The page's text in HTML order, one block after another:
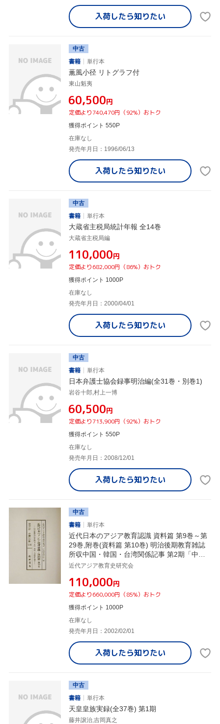
入荷したら知りたい
中古
書籍
単行本
薫風小径 リトグラフ付
東山魁夷
¥60,500円
定価より740,470円（92%）おトク
獲得ポイント 550P
在庫なし
発売年月日：1996/06/13
入荷したら知りたい
中古
書籍
単行本
大蔵省主税局統計年報 全14巻
大蔵省主税局編
¥110,000円
定価より682,000円（86%）おトク
獲得ポイント 1000P
在庫なし
発売年月日：2000/04/01
入荷したら知りたい
中古
書籍
単行本
日本弁護士協会録事明治編(全31巻・別巻1)
岩谷十郎,村上一博
¥60,500円
定価より713,900円（92%）おトク
獲得ポイント 550P
在庫なし
発売年月日：2008/12/01
入荷したら知りたい
中古
書籍
単行本
近代日本のアジア教育認識 資料篇 第9巻～第
29巻,附巻(資料篇 第10巻) 明治後期教育雑誌
所収中国・韓国・台湾関係記事 第2期「中国
の部」
近代アジア教育史研究会
¥110,000円
定価より660,000円（85%）おトク
獲得ポイント 1000P
在庫なし
発売年月日：2002/02/01
入荷したら知りたい
中古
書籍
単行本
天皇皇族実録(全37巻) 第1期
藤井譲治,吉岡真之